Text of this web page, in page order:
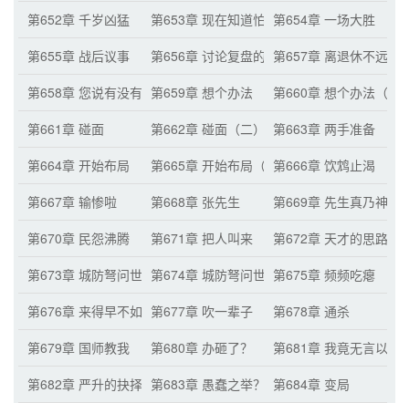
第652章 千岁凶猛
第653章 现在知道怕了吧？第654章 一场大胜
第655章 战后议事
第656章 讨论复盘的重要性第657章 离退休不远的
第658章 您说有没有可能第659章 想个办法
第660章 想个办法（二
第661章 碰面
第662章 碰面（二）
第663章 两手准备
第664章 开始布局
第665章 开始布局（二）第666章 饮鸩止渴
第667章 输惨啦
第668章 张先生
第669章 先生真乃神人
第670章 民怨沸腾
第671章 把人叫来
第672章 天才的思路
第673章 城防弩问世 第674章 城防弩问世（二）第675章 频频吃瘪
第676章 来得早不如来得巧第677章 吹一辈子
第678章 通杀
第679章 国师教我
第680章 办砸了？
第681章 我竟无言以对
第682章 严升的抉择 第683章 愚蠢之举？
第684章 变局